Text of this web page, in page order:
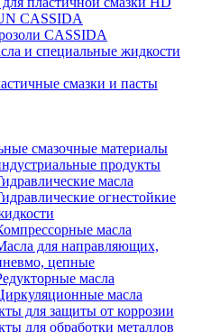
CASSIDA
CASSIDA
и специальные жидкости
смазки и пасты
смазочные материалы
продукты
масла
огнестойкие
масла
для направляющих,
цепные
масла
масла
для защиты от коррозии
для обработки металлов